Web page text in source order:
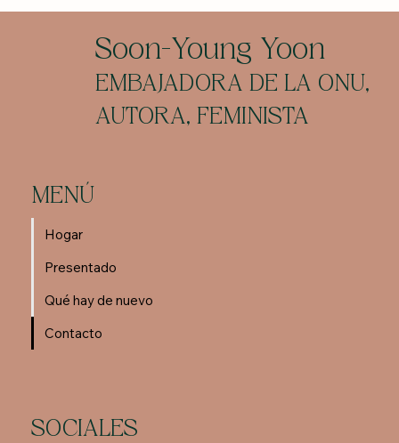
Soon-Young Yoon
EMBAJADORA DE LA ONU,
AUTORA, FEMINISTA
MENÚ
Hogar
Presentado
Qué hay de nuevo
Contacto
SOCIALES